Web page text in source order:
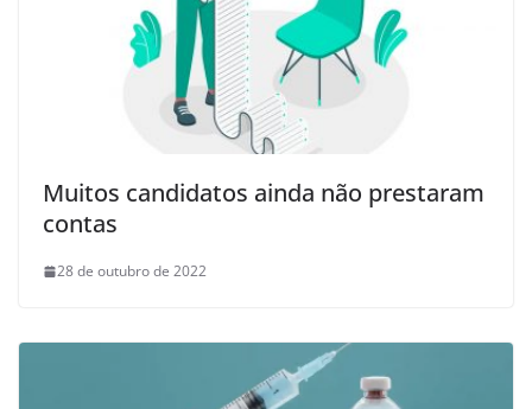
Muitos candidatos ainda não prestaram
contas
28 de outubro de 2022